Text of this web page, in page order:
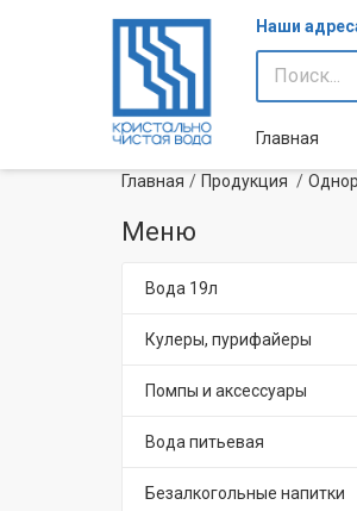
Наши
Главная
Главная Продукция
Меню
Вода 19л
Кулеры, пурифайеры
Помпы и аксессуары
Вода питьевая
Безалкогольные напитки